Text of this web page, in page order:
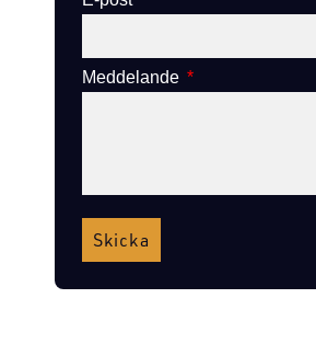
Meddelande
Skicka